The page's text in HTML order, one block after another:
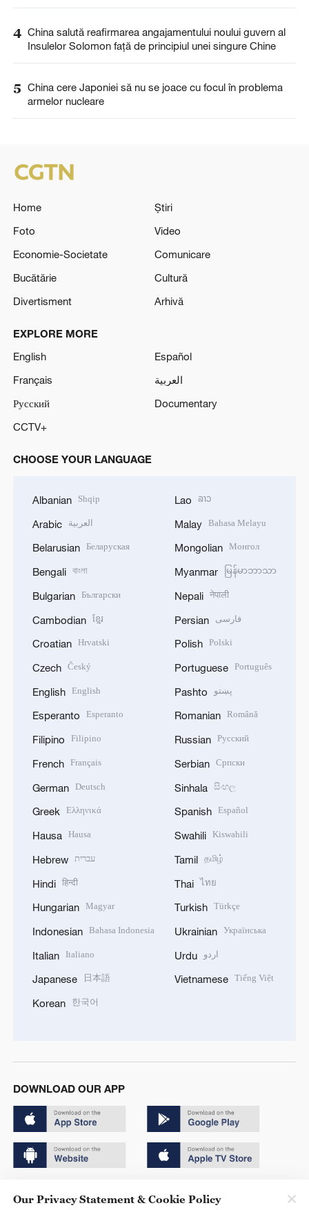
4 China salută reafirmarea angajamentului noului guvern al
Insulelor Solomon față de principiul unei singure Chine
5 China cere Japoniei să nu se joace cu focul în problema
armelor nucleare
Home
Știri
Foto
Video
Economie-Societate
Comunicare
Bucătărie
Cultură
Divertisment
Arhivă
EXPLORE MORE
English
Español
Français
العربية
Русский
Documentary
CCTV+
CHOOSE YOUR LANGUAGE
Albanian Shqip
Arabic العربية
Belarusian Беларуская
Bengali বাংলা
Bulgarian Български
Cambodian ខ្មែរ
Croatian Hrvatski
Czech Český
English English
Esperanto Esperanto
Filipino Filipino
French Français
German Deutsch
Greek Ελληνικά
Hausa Hausa
Hebrew עברית
Hindi हिन्दी
Hungarian Magyar
Indonesian Bahasa Indonesia
Italian Italiano
Japanese 日本語
Korean 한국어
Lao ລາວ
Malay Bahasa Melayu
Mongolian Монгол
Myanmar မြန်မာဘာသာ
Nepali नेपाली
Persian فارسی
Polish Polski
Portuguese Português
Pashto پښتو
Romanian Română
Russian Русский
Serbian Српски
Sinhala සිංහල
Spanish Español
Swahili Kiswahili
Tamil தமிழ்
Thai ไทย
Turkish Türkçe
Ukrainian Українська
Urdu اردو
Vietnamese Tiếng Việt
DOWNLOAD OUR APP
Our Privacy Statement & Cookie Policy